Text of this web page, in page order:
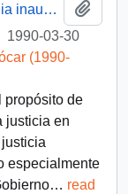
Discurso del Presidente en la ceremonia inaugural de la convencion de Magistrados Judiciales
1990-03-30
(1990-
propósito de
justicia en
especialmente
… read